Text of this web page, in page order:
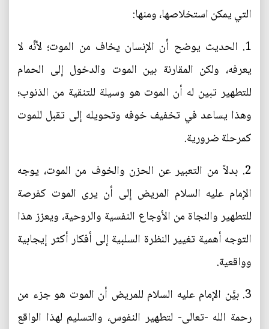
التي يمكن استخلاصها، ومنها:
1. الحديث يوضح أن الإنسان يخاف من الموت؛ لأنَّه لا
يعرفه، ولكن المقارنة بين الموت والدخول إلى الحمام
للتطهير تبين له أن الموت هو وسيلة للتنقية من الذنوب؛
وهذا يساعد في تخفيف خوفه وتحويله إلى تقبل للموت
كمرحلة ضرورية.
2. بدلاً من التعبير عن الحزن والخوف من الموت، يوجه
الإمام عليه السلام المريض إلى أن يرى الموت كفرصة
للتطهير والنجاة من الأوجاع النفسية والروحية، ويعزز هذا
التوجه أهمية تغيير النظرة السلبية إلى أفكار أكثر إيجابية
وواقعية.
3. بيَّن الإمام عليه السلام للمريض أن الموت هو جزء من
رحمة الله -تعالى- لتطهير النفوس، والتسليم لهذا الواقع